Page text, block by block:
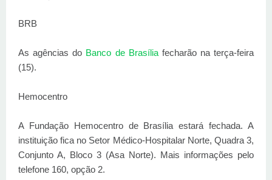
BRB
As agências do Banco de Brasíliafecharão na terça-feira
(15).
Hemocentro
A Fundação Hemocentro de Brasília estará fechada. A
instituição fica no Setor Médico-Hospitalar Norte, Quadra 3,
Conjunto A, Bloco 3 (Asa Norte). Mais informações pelo
telefone 160, opção 2.